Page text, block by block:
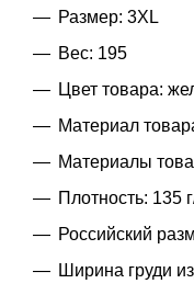
Размер: 3XL
Вес: 195
Цвет товара:
Материал
Материалы
Плотность: 135
Российский
Ширина груди